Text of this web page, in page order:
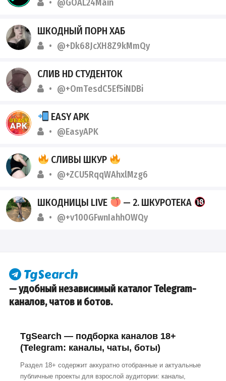
@GOAL24Main
ШКОДНЫЙ ПОРН ХАБ
@+Dk68JcXH8Z9kMmQy
СЛИВ HD СТУДЕНТОК
@+OmTesdC5Ef5iNDBi
EASY APK
@EasyAPK
СЛИВЫ ШКУР
@+ZCU5RqqWAhxlMzg6
ШКОДНИЦЫ LIVE — 2. ШКУРОТЕКА
@+v100GFwnIahhOWQy
— удобный независимый каталог Telegram-
каналов, чатов и ботов.
TgSearch — подборка каналов 18+
(Telegram: каналы, чаты, боты)
Раздел 18+ содержит аккуратно отобранные и актуальные
публичные проекты для взрослой аудитории: каналы,